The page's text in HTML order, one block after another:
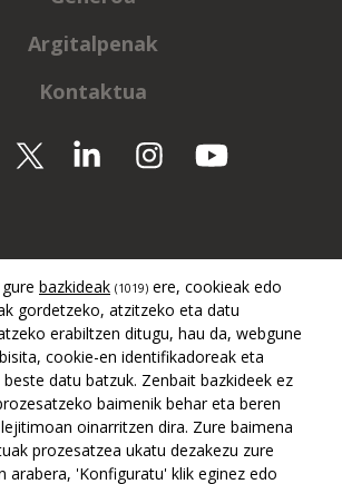
Argitalpenak
Kontaktua
bazkideak (1019) ere, cookieak edo
gordetzeko, atzitzeko eta datu
erabiltzen ditugu, hau da, webgune
cookie-en identifikadoreak eta
datu batzuk. Zenbait bazkideek ez
baimenik behar eta beren
oinarritzen dira. Zure baimena
prozesatzea ukatu dezakezu zure
arabera, 'Konfiguratu' klik eginez edo